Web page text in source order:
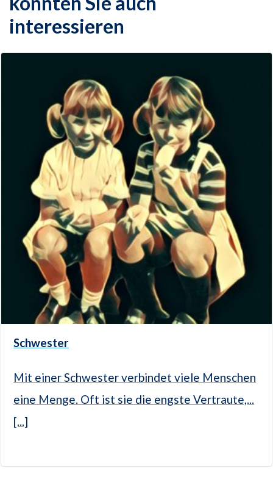
interessieren
Schwester
Mit einer Schwester verbindet viele Menschen
eine Menge. Oft ist sie die engste Vertraute,...
[...]